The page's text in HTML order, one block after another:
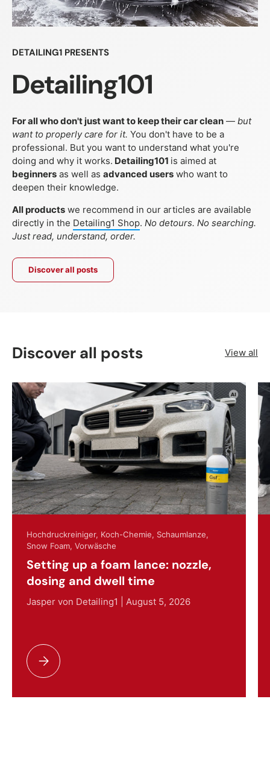
DETAILING1 PRESENTS
Detailing101
For all who don't just want to keep their car clean — but
want to properly care for it. You don't have to be a
professional. But you want to understand what you're
doing and why it works. Detailing101 is aimed at
beginners as well as advanced users who want to
deepen their knowledge.
All products we recommend in our articles are available
directly in the Detailing1 Shop. No detours. No searching.
Just read, understand, order.
Discover all posts
Discover all posts View all
Hochdruckreiniger, Koch-Chemie, Schaumlanze,
Snow Foam, Vorwäsche
Setting up a foam lance: nozzle,
dosing and dwell time
Jasper von Detailing1 | August 5, 2026
Setting up a foam lance: nozzle, dosing and dwell time